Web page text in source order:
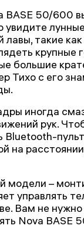
BASE 50/600
увидите
такие
крупные
большие
Тихо с его
иногда
рук.
Bluetooth-
на
модели –
управлять
Вам не нужно
Nova BASE